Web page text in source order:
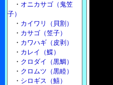
・ オニカサゴ（鬼笠
子）
・ カイワリ（貝割）
・ カサゴ（笠子）
・ カワハギ（皮剥）
・ カレイ（鰈）
・ クロダイ（黒鯛）
・ クロムツ（黒睦）
・ シロギス（鱚）